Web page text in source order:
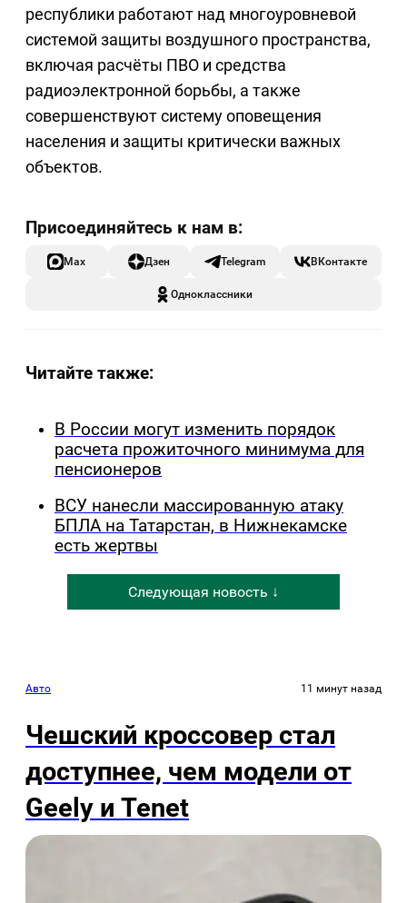
республики работают над многоуровневой
системой защиты воздушного пространства,
включая расчёты ПВО и средства
радиоэлектронной борьбы, а также
совершенствуют систему оповещения
населения и защиты критически важных
объектов.
Max Дзен Telegram ВКонтакте
Одноклассники
Читайте также:
В России могут изменить порядок
расчета прожиточного минимума для
пенсионеров
ВСУ нанесли массированную атаку
БПЛА на Татарстан, в Нижнекамске
есть жертвы
Следующая новость ↓
Авто 11 минут назад
Чешский кроссовер стал
доступнее, чем модели от
Geely и Tenet